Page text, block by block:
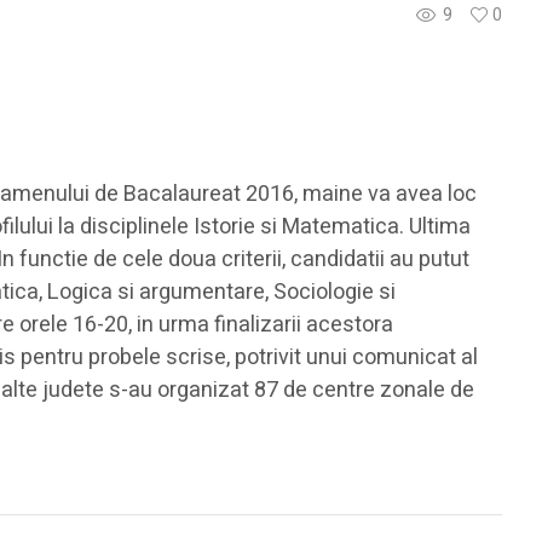
9
0
de Bacalaureat 2016, maine va avea loc
la disciplinele Istorie si Matematica. Ultima
functie de cele doua criterii, candidatii au putut
Logica si argumentare, Sociologie si
orele 16-20, in urma finalizarii acestora
pentru probele scrise, potrivit unui comunicat al
judete s-au organizat 87 de centre zonale de